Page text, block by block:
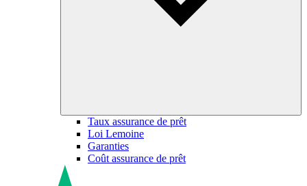
Taux assurance de prêt
Loi Lemoine
Garanties
Coût assurance de prêt